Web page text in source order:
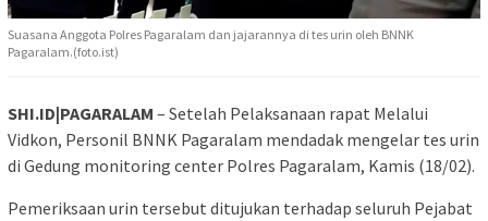
Suasana Anggota Polres Pagaralam dan jajarannya di tes urin oleh BNNK
Pagaralam.(foto.ist)
SHI.ID|PAGARALAM – Setelah Pelaksanaan rapat Melalui
Vidkon, Personil BNNK Pagaralam mendadak mengelar tes urin
di Gedung monitoring center Polres Pagaralam, Kamis (18/02).
Pemeriksaan urin tersebut ditujukan terhadap seluruh Pejabat